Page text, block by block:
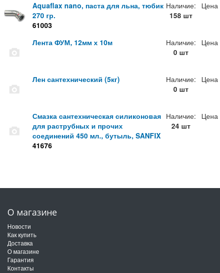
Aquaflax nano, паста для льна, тюбик
270 гр.
61003
Наличие:
158 шт
Цена
Лента ФУМ, 12мм х 10м
Наличие:
0 шт
Цена
Лен сантехнический (5кг)
Наличие:
0 шт
Цена
Смазка сантехническая силиконовая
для раструбных и прочих
соединений 450 мл., бутыль, SANFIX
41676
Наличие:
24 шт
Цена
О магазине
Новости
Как купить
Доставка
О магазине
Гарантия
Контакты